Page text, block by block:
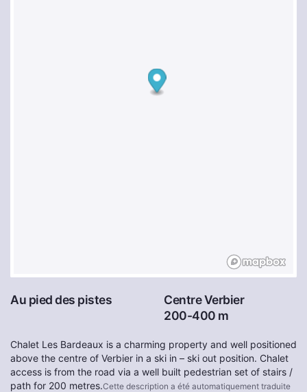
Au pied des pistes
Centre Verbier
200-400 m
Chalet Les Bardeaux is a charming property and well positioned
above the centre of Verbier in a ski in – ski out position. Chalet
access is from the road via a well built pedestrian set of stairs /
path for 200 metres.Cette description a été automatiquement traduite